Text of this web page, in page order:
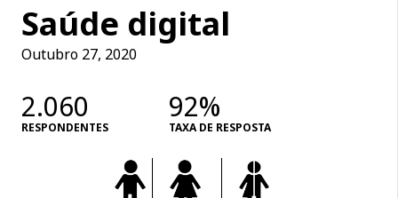
Saúde digital
Outubro 27, 2020
2.060
RESPONDENTES
92%
TAXA DE RESPOSTA